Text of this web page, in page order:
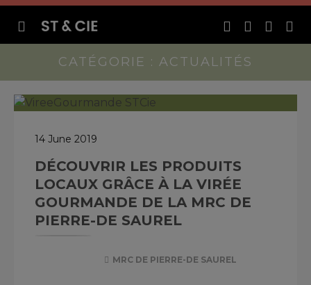
CATÉGORIE : ACTUALITÉS
14 June 2019
DÉCOUVRIR LES PRODUITS
LOCAUX GRÂCE À LA VIRÉE
GOURMANDE DE LA MRC DE
PIERRE-DE SAUREL
MRC DE PIERRE-DE SAUREL